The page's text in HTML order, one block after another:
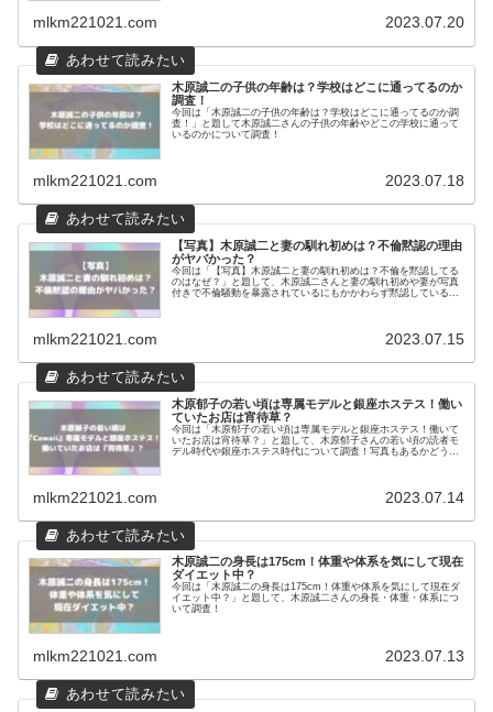
mlkm221021.com 2023.07.20
木原誠二の子供の年齢は？学校はどこに通ってるのか
調査！
今回は「木原誠二の子供の年齢は？学校はどこに通ってるのか調
査！」と題して木原誠二さんの子供の年齢やどこの学校に通って
いるのかについて調査！
mlkm221021.com 2023.07.18
【写真】木原誠二と妻の馴れ初めは？不倫黙認の理由
がヤバかった？
今回は「【写真】木原誠二と妻の馴れ初めは？不倫を黙認してる
のはなぜ？」と題して、木原誠二さんと妻の馴れ初めや妻が写真
付きで不倫騒動を暴露されているにもかかわらず黙認している理
mlkm221021.com 2023.07.15
木原郁子の若い頃は専属モデルと銀座ホステス！働い
ていたお店は宵待草？
今回は「木原郁子の若い頃は専属モデルと銀座ホステス！働いて
いたお店は宵待草？」と題して、木原郁子さんの若い頃の読者モ
デル時代や銀座ホステス時代について調査！写真もあるかどうか
mlkm221021.com 2023.07.14
木原誠二の身長は175cm！体重や体系を気にして現在
ダイエット中？
今回は「木原誠二の身長は175cm！体重や体系を気にして現在ダ
イエット中？」と題して、木原誠二さんの身長・体重・体系につ
いて調査！
mlkm221021.com 2023.07.13